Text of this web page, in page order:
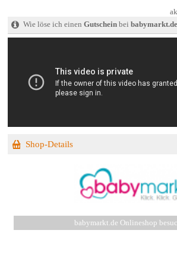
Wie löse ich einen Gutscheinbei babymarkt.de
Shop-Details
babymarkt.de Onlineshop